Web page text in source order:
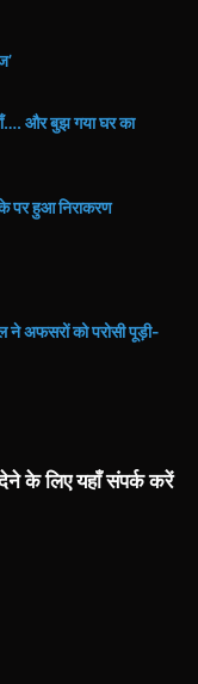
और बुझ गया घर का
पर हुआ निराकरण
ने अफसरों को परोसी पूड़ी-
के लिए यहाँ संपर्क करें